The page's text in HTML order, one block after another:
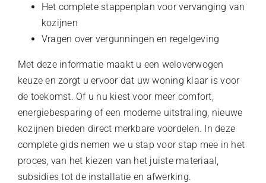
Het complete stappenplan voor vervanging van
kozijnen
Vragen over vergunningen en regelgeving
Met deze informatie maakt u een weloverwogen
keuze en zorgt u ervoor dat uw woning klaar is voor
de toekomst. Of u nu kiest voor meer comfort,
energiebesparing of een moderne uitstraling, nieuwe
kozijnen bieden direct merkbare voordelen. In deze
complete gids nemen we u stap voor stap mee in het
proces, van het kiezen van het juiste materiaal,
subsidies tot de installatie en afwerking.